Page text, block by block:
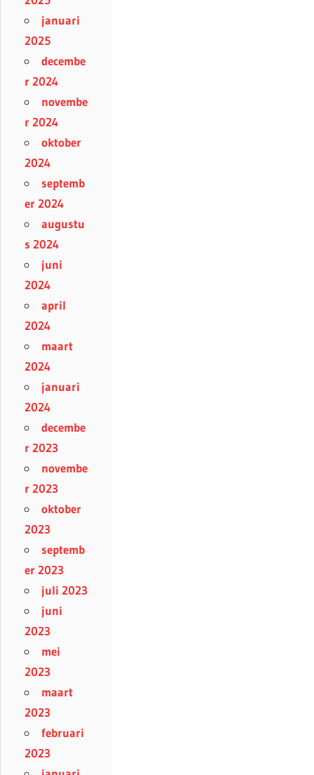
januari
2025
decembe
r 2024
novembe
r 2024
oktober
2024
septemb
er 2024
augustu
s 2024
juni
2024
april
2024
maart
2024
januari
2024
decembe
r 2023
novembe
r 2023
oktober
2023
septemb
er 2023
juli 2023
juni
2023
mei
2023
maart
2023
februari
2023